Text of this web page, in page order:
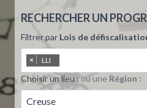
RECHERCHER UN
Filtrer par Lois de
× LLI
Choisir un lieu :ou une Région :
Creuse